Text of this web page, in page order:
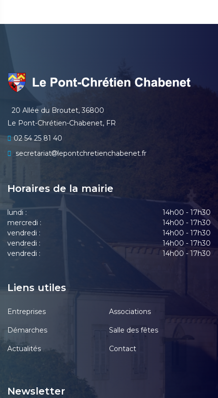
20 Allée du Broutet, 36800
Le Pont-Chrétien-Chabenet, FR
02 54 25 81 40
secretariat
lepontchretienchabenet.fr
Horaires de la mairie
lundi :
14h00 - 17h30
mercredi :
14h00 - 17h30
vendredi :
14h00 - 17h30
vendredi :
14h00 - 17h30
vendredi :
14h00 - 17h30
Liens utiles
Entreprises Associations
Démarches Salle des fêtes
Actualités Contact
Newsletter